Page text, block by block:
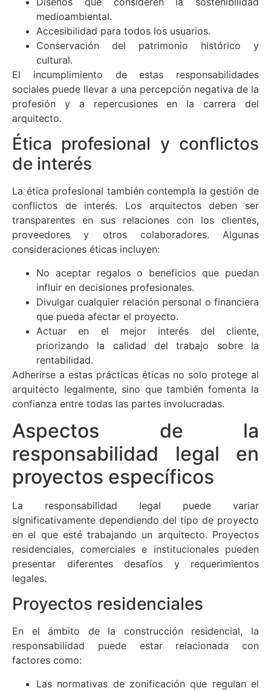
medioambiental.
Accesibilidad para todos los usuarios.
Conservación del patrimonio histórico y
cultural.
El incumplimiento de estas responsabilidades
sociales puede llevar a una percepción negativa de la
profesión y a repercusiones en la carrera del
arquitecto.
Ética profesional y conflictos
de interés
La ética profesional también contempla la gestión de
conflictos de interés. Los arquitectos deben ser
transparentes en sus relaciones con los clientes,
proveedores y otros colaboradores. Algunas
consideraciones éticas incluyen:
No aceptar regalos o beneficios que puedan
influir en decisiones profesionales.
Divulgar cualquier relación personal o financiera
que pueda afectar el proyecto.
Actuar en el mejor interés del cliente,
priorizando la calidad del trabajo sobre la
rentabilidad.
Adherirse a estas prácticas éticas no solo protege al
arquitecto legalmente, sino que también fomenta la
confianza entre todas las partes involucradas.
Aspectos de la
responsabilidad legal en
proyectos específicos
La responsabilidad legal puede variar
significativamente dependiendo del tipo de proyecto
en el que esté trabajando un arquitecto. Proyectos
residenciales, comerciales e institucionales pueden
presentar diferentes desafíos y requerimientos
legales.
Proyectos residenciales
En el ámbito de la construcción residencial, la
responsabilidad puede estar relacionada con
factores como:
Las normativas de zonificación que regulan el